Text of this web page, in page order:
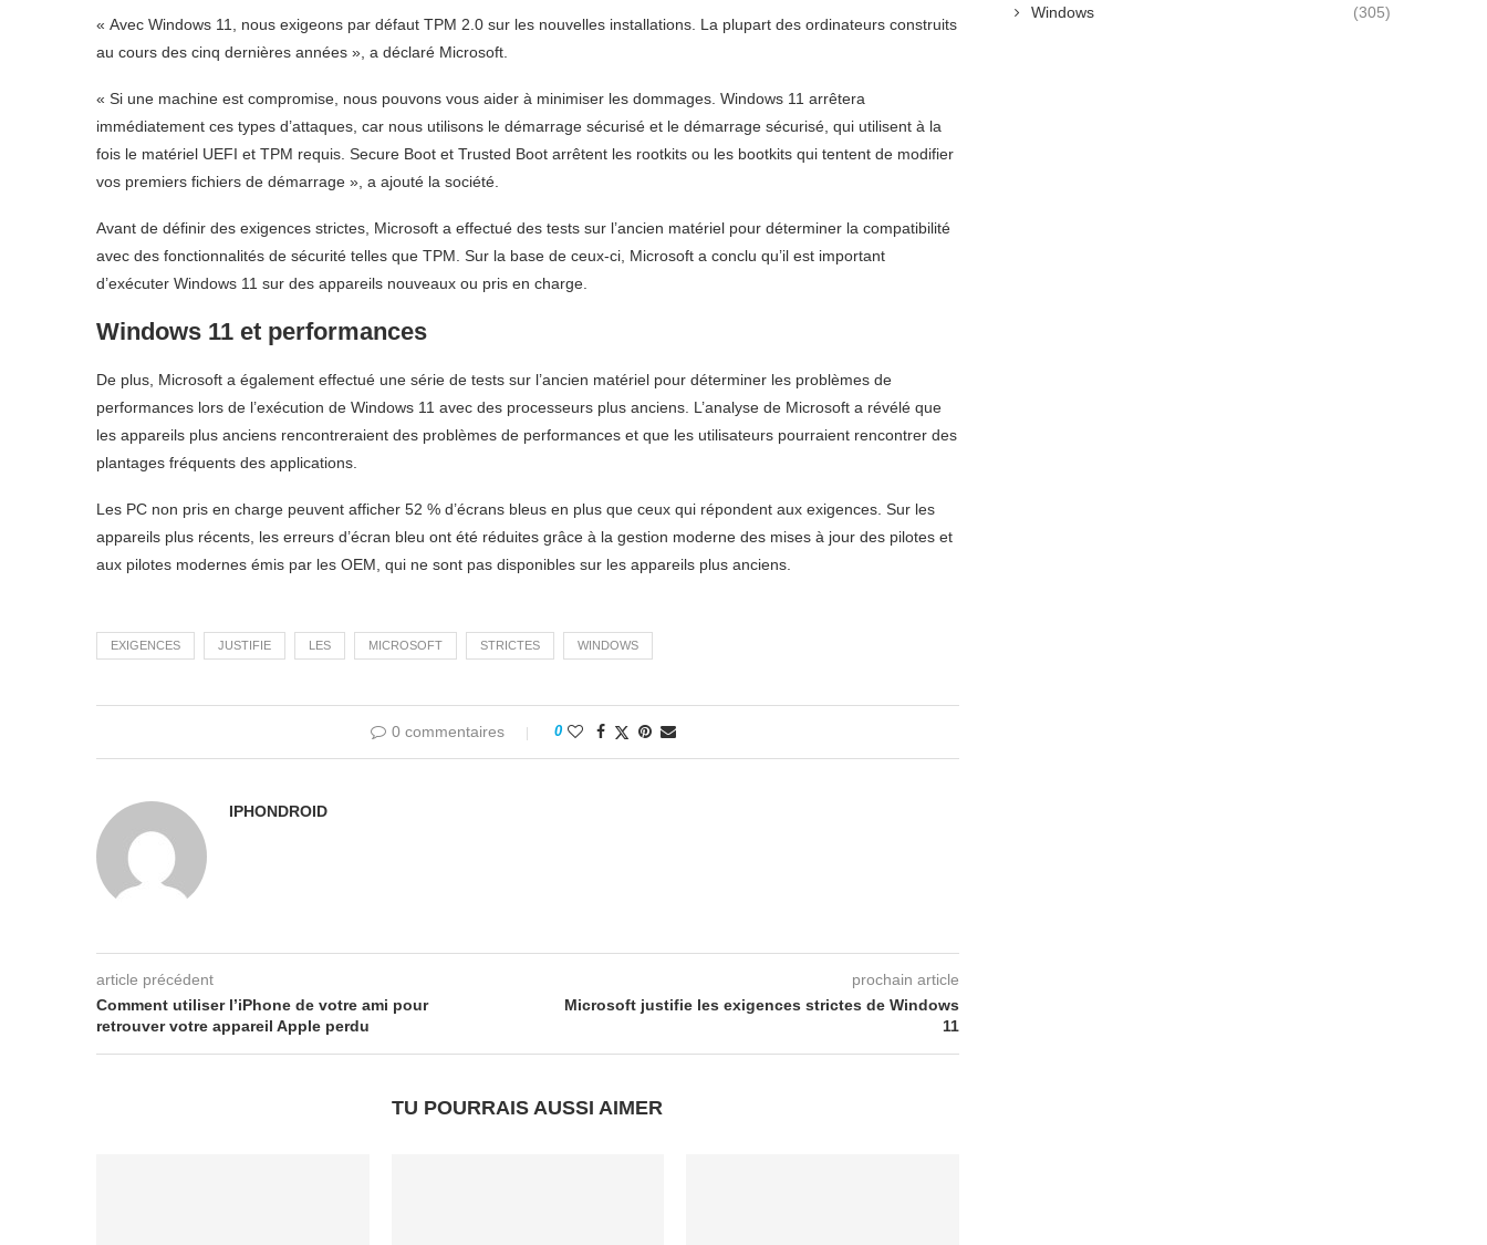
« Avec Windows 11, nous exigeons par défaut TPM 2.0 sur les nouvelles installations. La plupart des ordinateurs construits
au cours des cinq dernières années », a déclaré Microsoft.
« Si une machine est compromise, nous pouvons vous aider à minimiser les dommages. Windows 11 arrêtera
immédiatement ces types d’attaques, car nous utilisons le démarrage sécurisé et le démarrage sécurisé, qui utilisent à la
fois le matériel UEFI et TPM requis. Secure Boot et Trusted Boot arrêtent les rootkits ou les bootkits qui tentent de modifier
vos premiers fichiers de démarrage », a ajouté la société.
Avant de définir des exigences strictes, Microsoft a effectué des tests sur l’ancien matériel pour déterminer la compatibilité
avec des fonctionnalités de sécurité telles que TPM. Sur la base de ceux-ci, Microsoft a conclu qu’il est important
d’exécuter Windows 11 sur des appareils nouveaux ou pris en charge.
Windows 11 et performances
De plus, Microsoft a également effectué une série de tests sur l’ancien matériel pour déterminer les problèmes de
performances lors de l’exécution de Windows 11 avec des processeurs plus anciens. L’analyse de Microsoft a révélé que
les appareils plus anciens rencontreraient des problèmes de performances et que les utilisateurs pourraient rencontrer des
plantages fréquents des applications.
Les PC non pris en charge peuvent afficher 52 % d’écrans bleus en plus que ceux qui répondent aux exigences. Sur les
appareils plus récents, les erreurs d’écran bleu ont été réduites grâce à la gestion moderne des mises à jour des pilotes et
aux pilotes modernes émis par les OEM, qui ne sont pas disponibles sur les appareils plus anciens.
EXIGENCES JUSTIFIE LES MICROSOFT STRICTES WINDOWS
0 commentaires 0
IPHONDROID
article précédent
Comment utiliser l’iPhone de votre ami pour
retrouver votre appareil Apple perdu
prochain article
Microsoft justifie les exigences strictes de Windows
11
TU POURRAIS AUSSI AIMER
Windows (305)